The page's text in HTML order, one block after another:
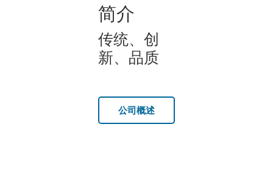
简介
传统、创
新、品质
公司概述